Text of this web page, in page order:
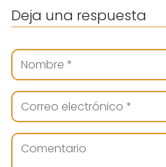
Deja una respuesta